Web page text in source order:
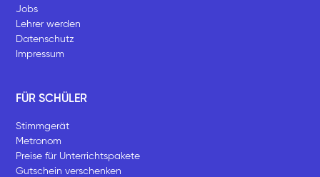
Jobs
Lehrer werden
Datenschutz
Impressum
FÜR SCHÜLER
Stimmgerät
Metronom
Preise für Unterrichtspakete
Gutschein verschenken